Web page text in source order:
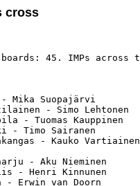
cross
45. IMPs
- Mika Suopajärvi
Juutilainen - Simo
- Tuomas Kauppinen
- Timo
- Kauko
- Aku
- Henri Kinnunen
- Erwin van